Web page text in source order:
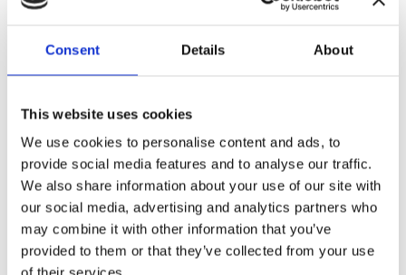
Consent Details About
This website uses cookies
We use cookies to personalise content and ads, to
provide social media features and to analyse our traffic.
We also share information about your use of our site with
our social media, advertising and analytics partners who
may combine it with other information that you’ve
provided to them or that they’ve collected from your use
Congresso 2023
Partecipa
Petizioni
2x1000 – C46
Scuola di formazione Meritare l’Europa
Materiali e grafiche
Registrazione Leopolda 14 - 2026
Radio Leopolda
News
Interviste
Interventi
News dal territorio
Enews